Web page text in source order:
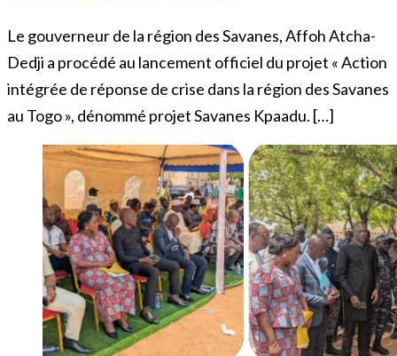
Le gouverneur de la région des Savanes, Affoh Atcha-
Dedji a procédé au lancement officiel du projet « Action
intégrée de réponse de crise dans la région des Savanes
au Togo », dénommé projet Savanes Kpaadu. […]